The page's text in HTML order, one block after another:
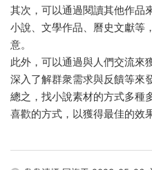
其次，可以通過閱讀其他作品
小說、文學作品、曆史文獻等
意。
此外，可以通過與人們交流來
深入了解群衆需求與反饋等來
總之，找小說素材的方式多種
喜歡的方式，以獲得最佳的效果